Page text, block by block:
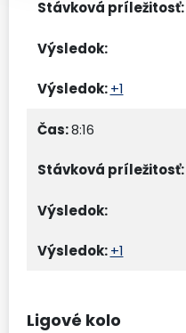
+1
8:16
+1
Ligové kolo